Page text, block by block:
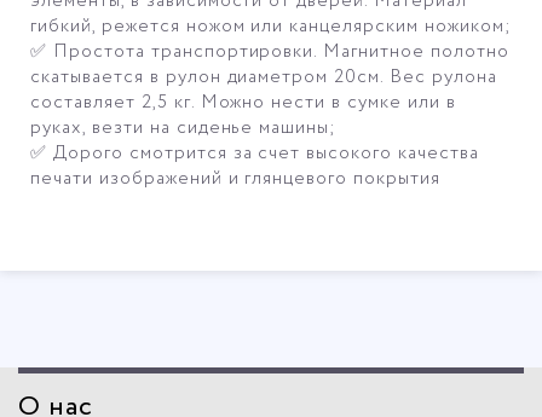
гибкий, режется ножом или канцелярским ножиком;
✅ Простота транспортировки. Магнитное полотно
скатывается в рулон диаметром 20см. Вес рулона
составляет 2,5 кг. Можно нести в сумке или в
руках, везти на сиденье машины;
✅ Дорого смотрится за счет высокого качества
печати изображений и глянцевого покрытия
О нас